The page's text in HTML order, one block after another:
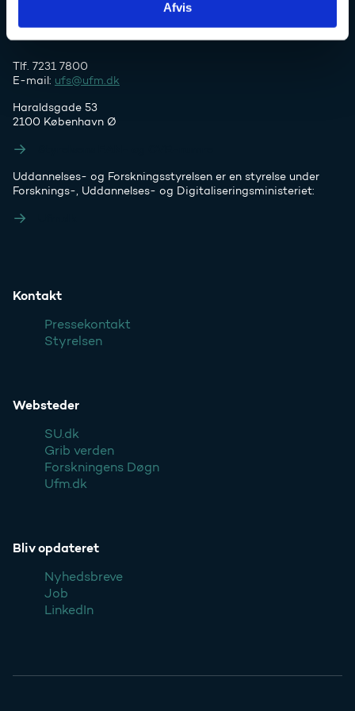
Afvis
Tlf. 7231 7800
E-mail: ufs@ufm.dk
Haraldsgade 53
2100 København Ø
Uddannelses- og Forskningsstyrelsen er en styrelse under
Forsknings-, Uddannelses- og Digitaliseringsministeriet:
Kontakt
Pressekontakt
Styrelsen
Websteder
SU.dk
Grib verden
Forskningens Døgn
Ufm.dk
Bliv opdateret
Nyhedsbreve
Job
LinkedIn